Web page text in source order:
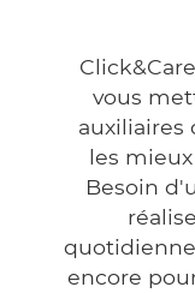
vous
auxiliaires
les
Besoin
encore